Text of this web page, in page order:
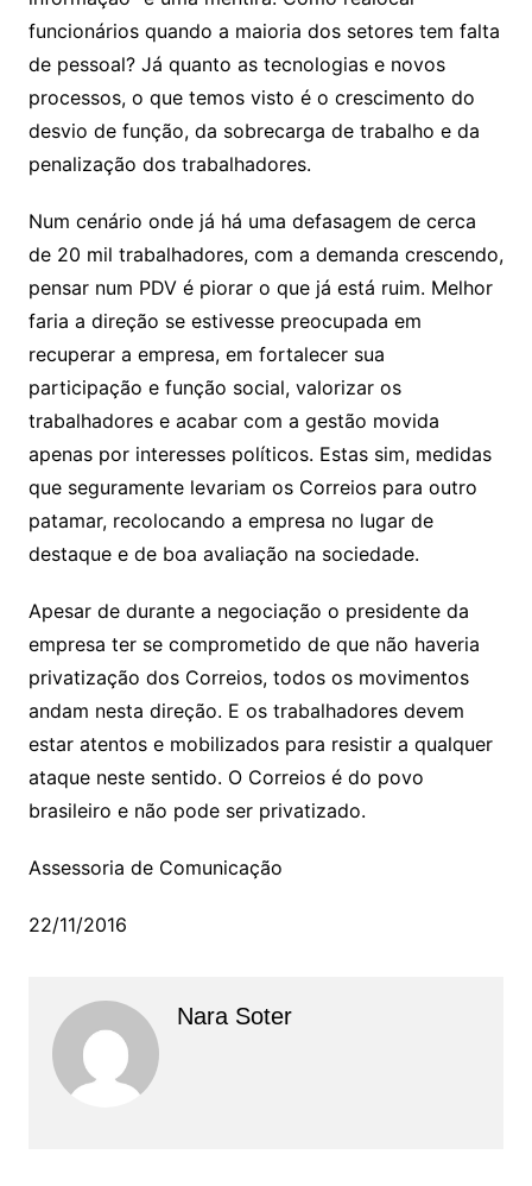
funcionários quando a maioria dos setores tem falta
de pessoal? Já quanto as tecnologias e novos
processos, o que temos visto é o crescimento do
desvio de função, da sobrecarga de trabalho e da
penalização dos trabalhadores.
Num cenário onde já há uma defasagem de cerca
de 20 mil trabalhadores, com a demanda crescendo,
pensar num PDV é piorar o que já está ruim. Melhor
faria a direção se estivesse preocupada em
recuperar a empresa, em fortalecer sua
participação e função social, valorizar os
trabalhadores e acabar com a gestão movida
apenas por interesses políticos. Estas sim, medidas
que seguramente levariam os Correios para outro
patamar, recolocando a empresa no lugar de
destaque e de boa avaliação na sociedade.
Apesar de durante a negociação o presidente da
empresa ter se comprometido de que não haveria
privatização dos Correios, todos os movimentos
andam nesta direção. E os trabalhadores devem
estar atentos e mobilizados para resistir a qualquer
ataque neste sentido. O Correios é do povo
brasileiro e não pode ser privatizado.
Assessoria de Comunicação
22/11/2016
Nara Soter